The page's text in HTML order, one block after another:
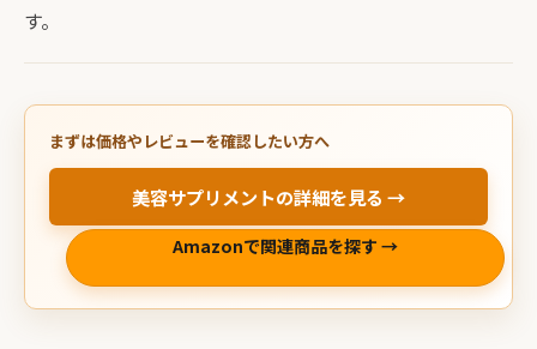
す。
まずは価格やレビューを確認したい方へ
美容サプリメントの詳細を見る →
Amazonで関連商品を探す →